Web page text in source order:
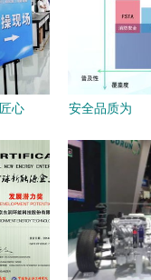
心
能选
门市
质检
赛中
项荣
安全品质为
产品获颁
nesta六维
电安全证
书，新能源
技术服务引